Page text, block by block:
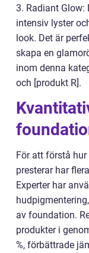
3. Radiant Glow:
intensiv lyster
look. Det är
skapa en
inom denna
och [produkt R].
För att förstå
presterar har
Experter har
av foundation.
produkter i
%, förbättrade